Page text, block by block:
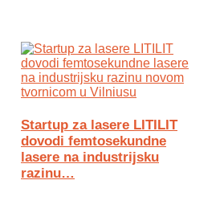
Startup za lasere LITILIT
dovodi femtosekundne
lasere na industrijsku
razinu…